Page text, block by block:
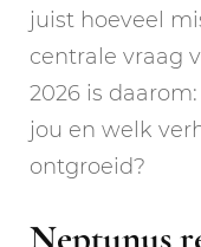
juist hoeveel
centrale vraag
2026 is
jou en welk
ontgroeid?